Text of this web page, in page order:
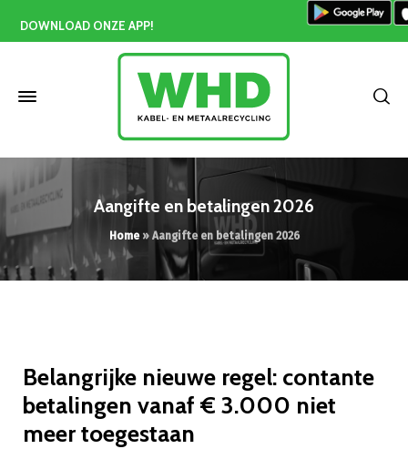
DOWNLOAD ONZE APP!
Aangifte en betalingen 2026
Home» Aangifte en betalingen 2026
Belangrijke nieuwe regel: contante
betalingen vanaf € 3.000 niet
meer toegestaan